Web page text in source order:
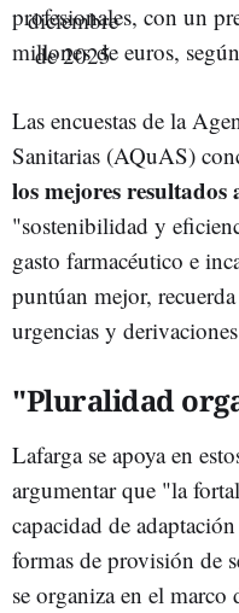
profesionales, con un
millones de euros,
Las encuestas de la
Sanitarias (AQuAS)
los mejores resultados
"sostenibilidad y
gasto farmacéutico e
puntúan mejor,
urgencias y
"Pluralidad
Lafarga se apoya en
argumentar que "la
capacidad de
formas de provisión de
se organiza en el